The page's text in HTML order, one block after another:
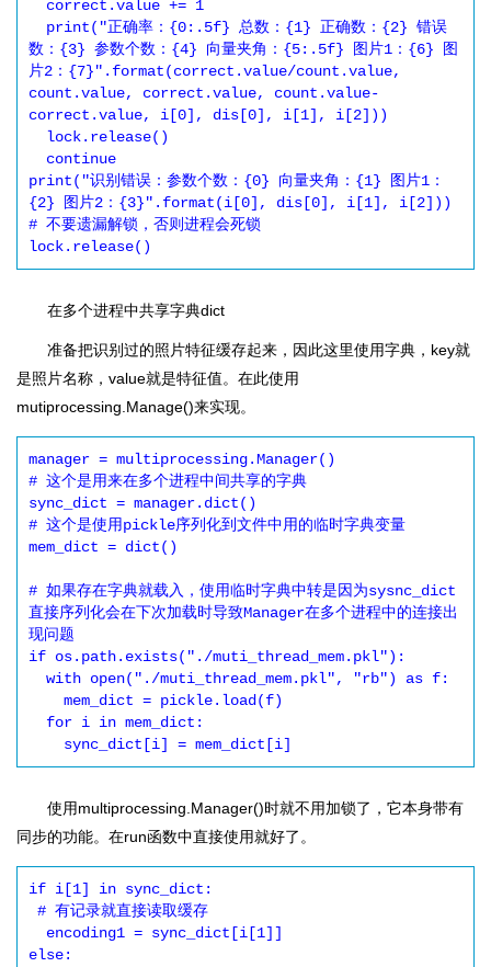
数：{3} 参数个数：{4} 向量夹角：{5:.5f} 图片1：{6} 图
片2：{7}".format(correct.value/count.value,
count.value, correct.value, count.value-
correct.value, i[0], dis[0], i[1], i[2]))
print("识别错误：参数个数：{0} 向量夹角：{1} 图片1：
{2} 图片2：{3}".format(i[0], dis[0], i[1], i[2]))
# 不要遗漏解锁，否则进程会死锁
lock.release()
在多个进程中共享字典dict
准备把识别过的照片特征缓存起来，因此这里使用字典，key就
是照片名称，value就是特征值。在此使用
mutiprocessing.Manage()来实现。
manager = multiprocessing.Manager()
# 这个是用来在多个进程中间共享的字典
sync_dict = manager.dict()
# 这个是使用pickle序列化到文件中用的临时字典变量
mem_dict = dict()
# 如果存在字典就载入，使用临时字典中转是因为sysnc_dict
直接序列化会在下次加载时导致Manager在多个进程中的连接出
现问题
if os.path.exists("./muti_thread_mem.pkl"):
使用multiprocessing.Manager()时就不用加锁了，它本身带有
同步的功能。在run函数中直接使用就好了。
if i[1] in sync_dict:
else: